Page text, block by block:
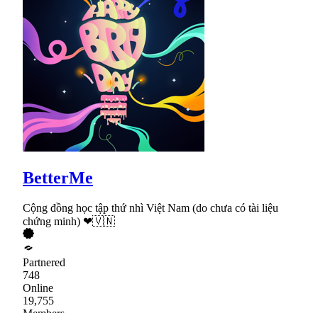
BetterMe
Cộng đồng học tập thứ nhì Việt Nam (do chưa có tài liệu
chứng minh) ❤🇻🇳
Partnered
748
Online
19,755